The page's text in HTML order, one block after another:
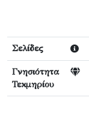
Σελίδες
Γνησιότητα
Τεκμηρίου